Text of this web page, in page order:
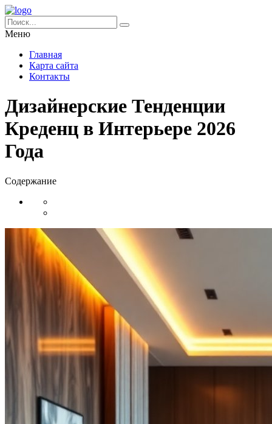
Меню
Главная
Карта сайта
Контакты
Дизайнерские Тенденции
Креденц в Интерьере 2026
Года
Содержание